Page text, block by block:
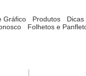
Gráfico Produtos Dicas
Folhetos e